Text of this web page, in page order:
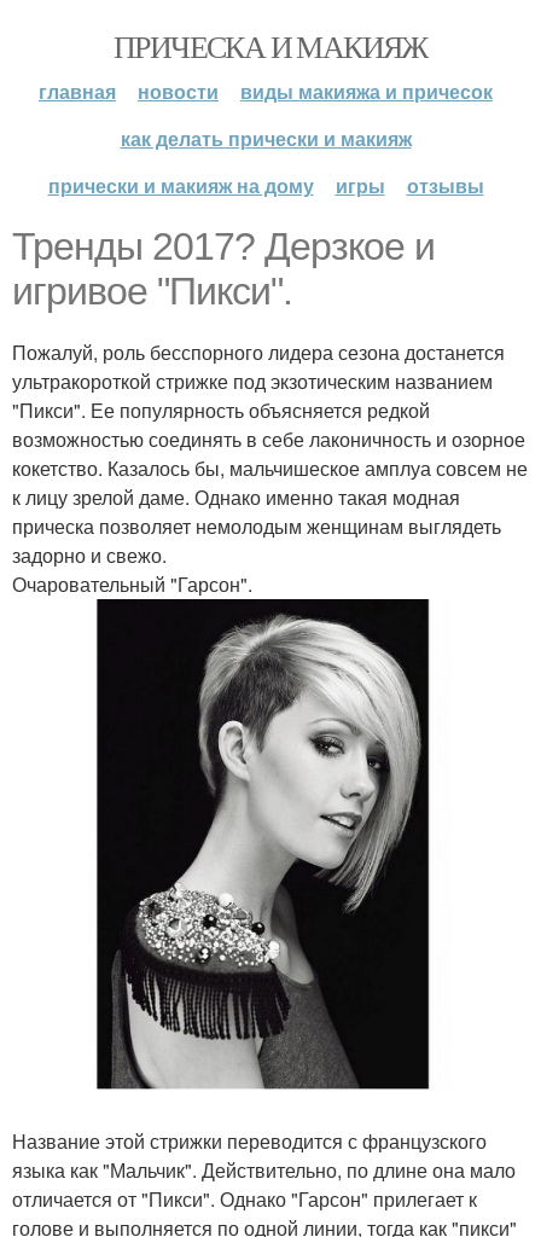
ПРИЧЕСКА И МАКИЯЖ
главная новости
виды макияжа и причесок
как делать прически и макияж
прически и макияж на дому
игры отзывы
Тренды 2017? Дерзкое и
игривое "Пикси".
Пожалуй, роль бесспорного лидера сезона достанется
ультракороткой стрижке под экзотическим названием
"Пикси". Ее популярность объясняется редкой
возможностью соединять в себе лаконичность и озорное
кокетство. Казалось бы, мальчишеское амплуа совсем не
к лицу зрелой даме. Однако именно такая модная
прическа позволяет немолодым женщинам выглядеть
задорно и свежо.
Очаровательный "Гарсон".
Название этой стрижки переводится с французского
языка как "Мальчик". Действительно, по длине она мало
отличается от "Пикси". Однако "Гарсон" прилегает к
голове и выполняется по одной линии, тогда как "пикси"